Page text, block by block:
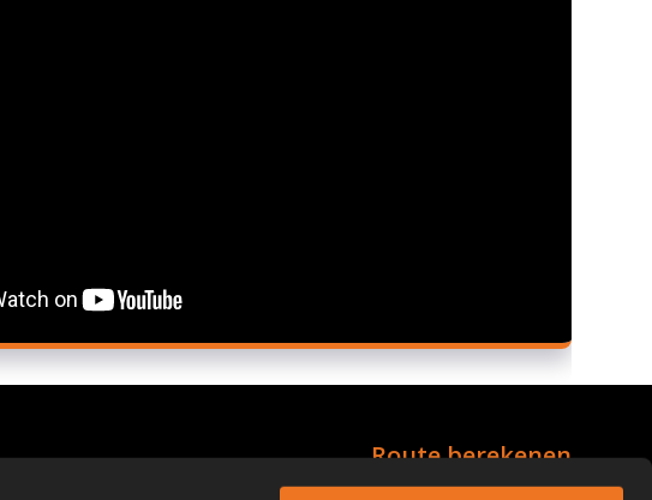
Route berekenen